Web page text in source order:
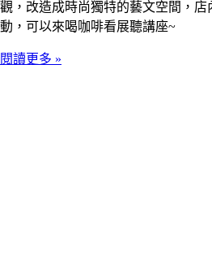
觀，改造成時尚獨特的藝文空間，
動，可以來喝咖啡看展聽講座~
閱讀更多 »